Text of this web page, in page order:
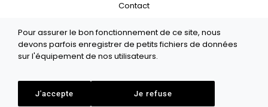
Contact
Crédit
Politique de confidentialité
Mentions légales
Pour assurer le bon fonctionnement de ce site, nous
devons parfois enregistrer de petits fichiers de données
sur l'équipement de nos utilisateurs.
J'accepte Je refuse